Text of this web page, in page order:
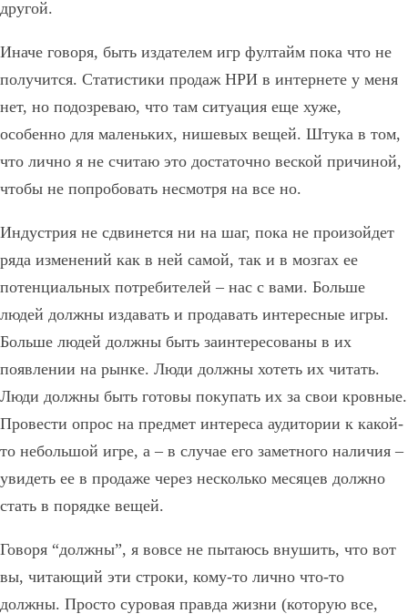
другой.
Иначе говоря, быть издателем игр фултайм пока что не
получится. Статистики продаж НРИ в интернете у меня
нет, но подозреваю, что там ситуация еще хуже,
особенно для маленьких, нишевых вещей. Штука в том,
что лично я не считаю это достаточно веской причиной,
чтобы не попробовать несмотря на все но.
Индустрия не сдвинется ни на шаг, пока не произойдет
ряда изменений как в ней самой, так и в мозгах ее
потенциальных потребителей – нас с вами. Больше
людей должны издавать и продавать интересные игры.
Больше людей должны быть заинтересованы в их
появлении на рынке. Люди должны хотеть их читать.
Люди должны быть готовы покупать их за свои кровные.
Провести опрос на предмет интереса аудитории к какой-
то небольшой игре, а – в случае его заметного наличия –
увидеть ее в продаже через несколько месяцев должно
стать в порядке вещей.
Говоря “должны”, я вовсе не пытаюсь внушить, что вот
вы, читающий эти строки, кому-то лично что-то
должны. Просто суровая правда жизни (которую все,